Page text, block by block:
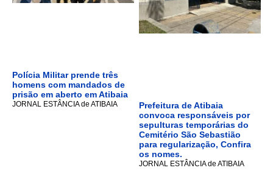
Polícia Militar prende três
homens com mandados de
prisão em aberto em Atibaia
JORNAL ESTÂNCIA de ATIBAIA
Prefeitura de Atibaia
convoca responsáveis por
sepulturas temporárias do
Cemitério São Sebastião
para regularização, Confira
os nomes.
JORNAL ESTÂNCIA de ATIBAIA